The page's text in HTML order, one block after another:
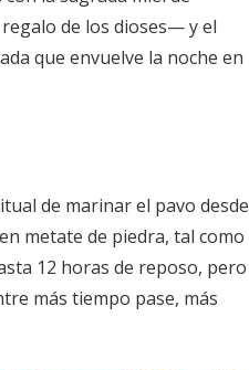
de los dioses— y el
que envuelve la noche en
de marinar el pavo desde
metate de piedra, tal como
12 horas de reposo, pero
más tiempo pase, más